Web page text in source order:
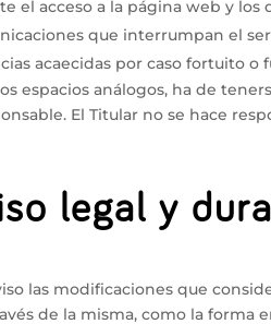
el acceso a la página web y
que interrumpan el
acaecidas por caso fortuito o
espacios análogos, ha de
El Titular no se hace
legal y
las modificaciones que
de la misma, como la forma